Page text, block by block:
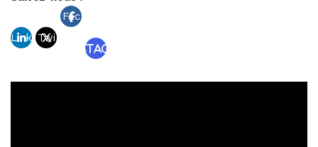
Link Twi
Fac
Instagram